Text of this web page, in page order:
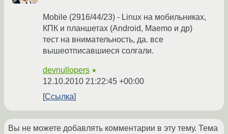
Mobile (2916/44/23) - Linux на мобильниках,
КПК и планшетах (Android, Maemo и др)
тест на внимательность, да. все
вышеотписавшиеся солгали.
devnullopers ★
12.10.2010 21:22:45 +00:00
Ссылка
Вы не можете добавлять комментарии в эту тему. Тема